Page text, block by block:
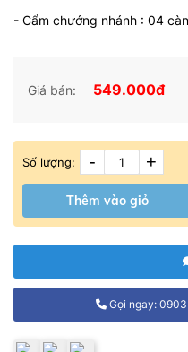
- Cẩm chướng nhánh : 04
Giá bán: 549.000đ
Số lượng: - +
Thêm vào giỏ
Gọi ngay: